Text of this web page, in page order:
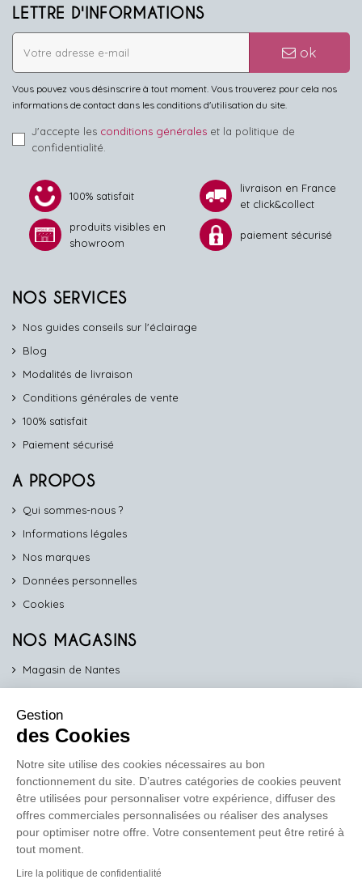
LETTRE D'INFORMATIONS
ok
Vous pouvez vous désinscrire à tout moment. Vous trouverez pour cela nos
informations de contact dans les conditions d'utilisation du site.
J'accepte les conditions générales et la politique de
confidentialité.
100% satisfait
livraison en France
et click&collect
produits visibles en
showroom
paiement sécurisé
NOS SERVICES
Nos guides conseils sur l'éclairage
Blog
Modalités de livraison
Conditions générales de vente
100% satisfait
Paiement sécurisé
A PROPOS
Qui sommes-nous ?
Informations légales
Nos marques
Données personnelles
Cookies
NOS MAGASINS
Magasin de Nantes
Magasin de Vannes
Magasin d'Orléans
COMPTOIR PRO
work
Comptoir des Lustres vous propose ses services dédiés aux
Gestion
des Cookies
Notre site utilise des cookies nécessaires au bon
fonctionnement du site. D’autres catégories de cookies peuvent
être utilisées pour personnaliser votre expérience, diffuser des
offres commerciales personnalisées ou réaliser des analyses
pour optimiser notre offre. Votre consentement peut être retiré à
tout moment.
Lire la politique de confidentialité